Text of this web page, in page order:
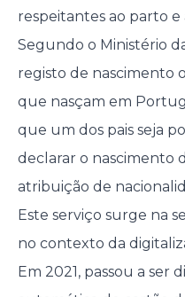
respeitantes ao parto
Segundo o Ministério
registo de nascimento
que nasçam em
que um dos pais seja
declarar o nascimento
atribuição de
Este serviço surge na
no contexto da
Em 2021, passou a ser